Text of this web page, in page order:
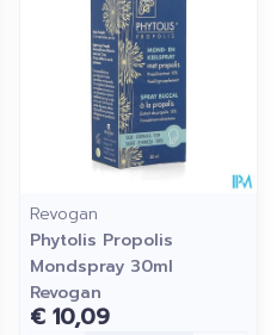
Revogan
Phytolis Propolis
Mondspray 30ml
Revogan
€ 10,09